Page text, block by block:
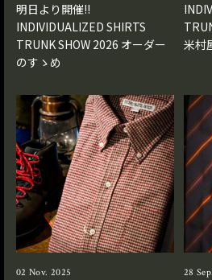
明日より開催!!
INDIVIDUALIZED SHIRTS
TRUNK SHOW 2026 オーダー
のすゝめ
米村
02 Nov. 2025 28